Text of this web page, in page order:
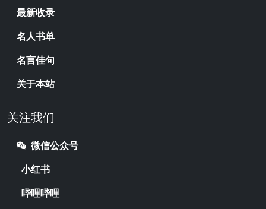
最新收录
名人书单
名言佳句
关于本站
关注我们
微信公众号
小红书
哔哩哔哩